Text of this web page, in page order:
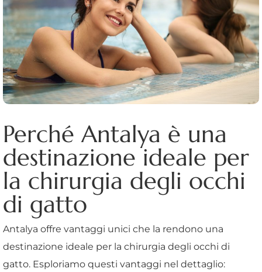
Perché Antalya è una
destinazione ideale per
la chirurgia degli occhi
di gatto
Antalya offre vantaggi unici che la rendono una
destinazione ideale per la chirurgia degli occhi di
gatto. Esploriamo questi vantaggi nel dettaglio: